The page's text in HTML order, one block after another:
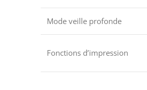
Mode veille profonde
Fonctions d’impression